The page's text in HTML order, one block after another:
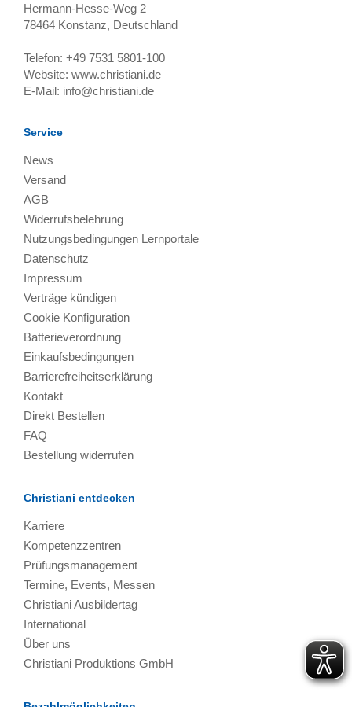
Hermann-Hesse-Weg 2
78464 Konstanz, Deutschland
Telefon: +49 7531 5801-100
Website: www.christiani.de
E-Mail: info@christiani.de
Service
News
Versand
AGB
Widerrufsbelehrung
Nutzungsbedingungen Lernportale
Datenschutz
Impressum
Verträge kündigen
Cookie Konfiguration
Batterieverordnung
Einkaufsbedingungen
Barrierefreiheitserklärung
Kontakt
Direkt Bestellen
FAQ
Bestellung widerrufen
Christiani entdecken
Karriere
Kompetenzzentren
Prüfungsmanagement
Termine, Events, Messen
Christiani Ausbildertag
International
Über uns
Christiani Produktions GmbH